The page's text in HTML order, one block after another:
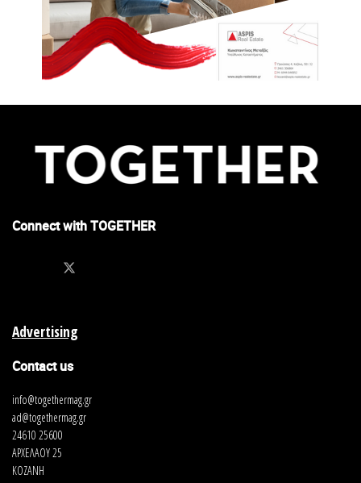
Connect with TOGETHER
Advertising
Contact us
info@togethermag.gr
ad@togethermag.gr
24610 25600
ΑΡΧΕΛΑΟΥ 25
ΚΟΖΑΝΗ